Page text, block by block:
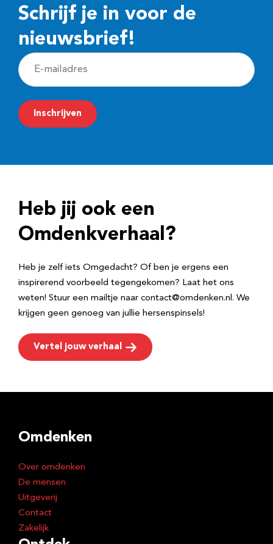
Schrijf je in voor de
nieuwsbrief!
E
-
m
a
r
e
Inschrijven
Heb jij ook een
Omdenkverhaal?
Heb je zelf iets Omgedacht? Of ben je ergens een
inspirerend voorbeeld tegengekomen? Laat het ons
weten! Stuur een mailtje naar contact@omdenken.nl. We
krijgen geen genoeg van jullie hersenspinsels!
Vertel jouw verhaal
Omdenken
Over omdenken
De mensen
Uitgeverij
Contact
Zakelijk